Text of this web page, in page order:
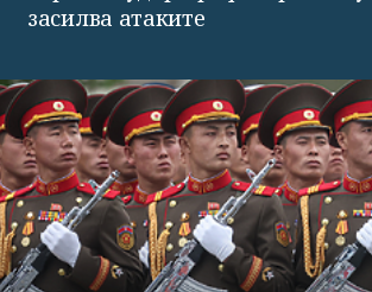
засилва атаките